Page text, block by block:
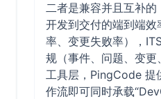
二者是兼容并且互补
开发到交付的端到端
率、变更失败率），
规（事件、问题、变
工具层，PingCode 提
作流即可同时承载